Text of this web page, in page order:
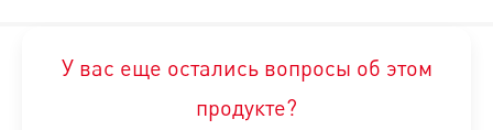
Консерванты:Антиокислители.
СОДЕРЖАНИЕ ПИТАТЕЛЬНЫХ ВЕЩЕСТВ: Белки: 14,0 % -
У вас еще остались вопросы об этом
продукте?